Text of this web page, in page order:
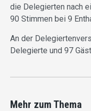
die Delegierten nach
90 Stimmen bei 9
An der
Delegierte und 97
Mehr zum Thema